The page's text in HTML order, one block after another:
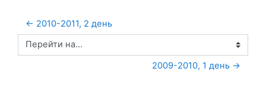
← 2010-2011, 2 день
Перейти на...
2009-2010, 1 день →